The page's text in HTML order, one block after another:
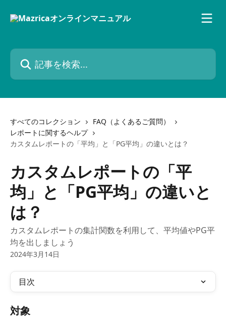
記事を検索...
すべてのコレクション
FAQ（よくあるご質問）
レポートに関するヘルプ
カスタムレポートの「平均」と「PG平均」の違いとは？
カスタムレポートの「平
均」と「PG平均」の違いと
は？
カスタムレポートの集計関数を利用して、平均値やPG平
均を出しましょう
2024年3月14日
目次
対象